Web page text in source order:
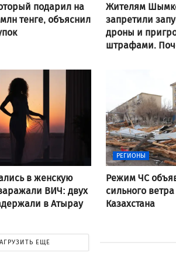
подарил на
тенге, объяснил
Жителям
запретили
дроны и
штрафами.
в женскую
ВИЧ: двух
в Атырау
РЕГИОНЫ
Режим ЧС
сильного
Казахстана
ЕЩЕ